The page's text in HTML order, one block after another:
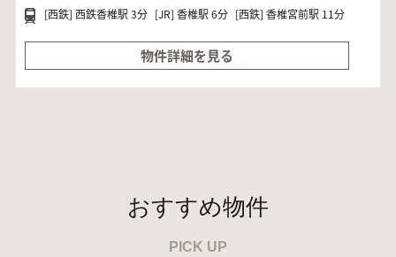
[西鉄] 西鉄香椎駅 3分 [JR] 香椎駅 6分 [西鉄] 香椎宮前駅 11分
物件詳細を見る
おすすめ物件
PICK UP